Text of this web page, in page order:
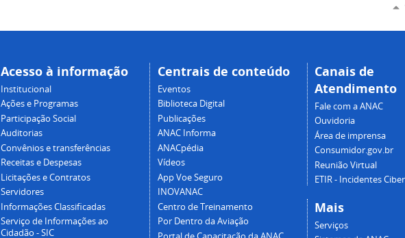
Acesso à informação
Institucional
Ações e Programas
Participação Social
Auditorias
Convênios e transferências
Receitas e Despesas
Licitações e Contratos
Servidores
Informações Classificadas
Serviço de Informações ao
Cidadão - SIC
Centrais de conteúdo
Eventos
Biblioteca Digital
Publicações
ANAC Informa
ANACpédia
Vídeos
App Voe Seguro
INOVANAC
Centro de Treinamento
Por Dentro da Aviação
Canais de
Atendimento
Fale com a ANAC
Ouvidoria
Área de imprensa
Consumidor.gov.br
Reunião Virtual
ETIR - Incidentes
Mais
Serviços